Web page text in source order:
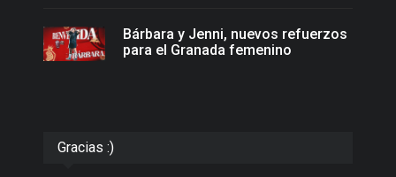
Bárbara y Jenni, nuevos refuerzos
para el Granada femenino
Gracias :)